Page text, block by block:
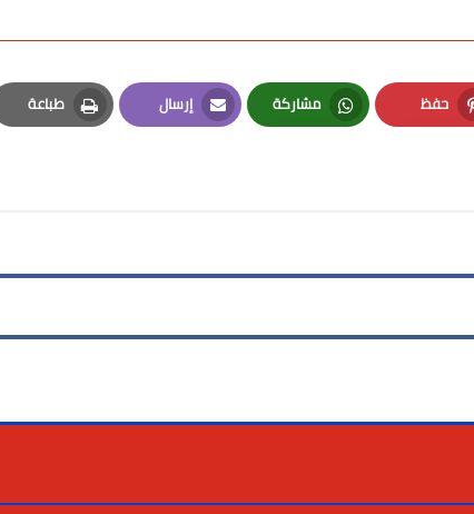
حفظ
Pinterest
مشاركة
Whatsapp
إرسال
Email
طباعة
Print